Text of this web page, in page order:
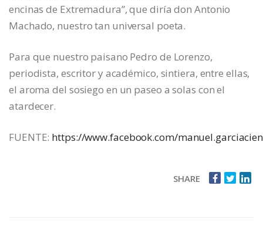
encinas de Extremadura”, que diría don Antonio
Machado, nuestro tan universal poeta.
Para que nuestro paisano Pedro de Lorenzo,
periodista, escritor y académico, sintiera, entre ellas,
el aroma del sosiego en un paseo a solas con el
atardecer.
FUENTE: https://www.facebook.com/
SHARE